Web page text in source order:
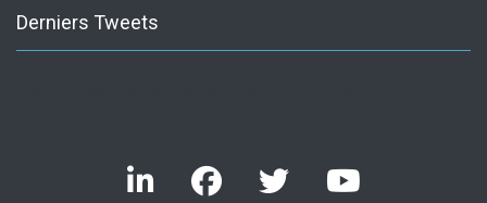
Derniers Tweets